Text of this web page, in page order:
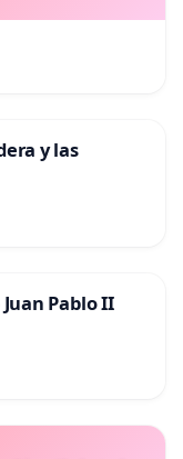
y las
Pablo II